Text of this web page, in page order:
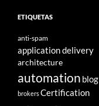
ETIQUETAS
anti-spam
application delivery
architecture
automation blog
brokersCertification